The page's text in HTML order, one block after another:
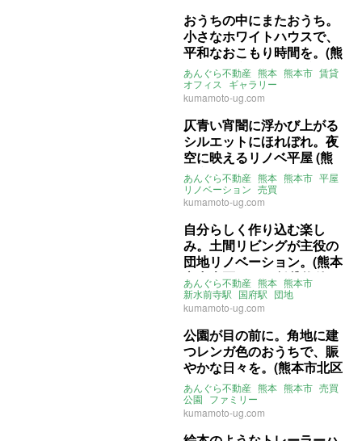
おうちの中にまたおうち。
小さなホワイトハウスで、
平和なおこもり時間を。(熊
本県熊本市25㎡の賃貸物
件)
あんぐら不動産 熊本 熊本市 賃貸
オフィス
ギャラリー
ライター：くまのなな
kumamoto-ug.com
仄青い宵闇に浮かび上がる
シルエットにほれぼれ。夜
空に映えるリノベ平屋 (熊
本市中央区99㎡の売買物
件)
あんぐら不動産 熊本 熊本市 平屋
リノベーション 売買
kumamoto-ug.com
自分らしく作り込む楽し
み。土間リビングが主役の
団地リノベーション。(熊本
市中央区64㎡の賃貸物件)
あんぐら不動産 熊本 熊本市
新水前寺駅 国府駅 団地
リノベーション 土間
ライター：山中みく
kumamoto-ug.com
公園が目の前に。角地に建
つレンガ色のおうちで、賑
やかな日々を。(熊本市北区
106㎡の売買物件)
あんぐら不動産 熊本 熊本市 売買
公園 ファミリー
ライター：くまのなな
kumamoto-ug.com